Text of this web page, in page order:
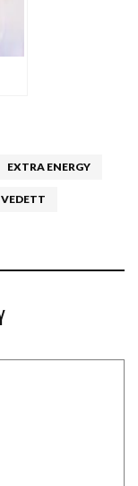
EXTRA ENERGY
VEDETT